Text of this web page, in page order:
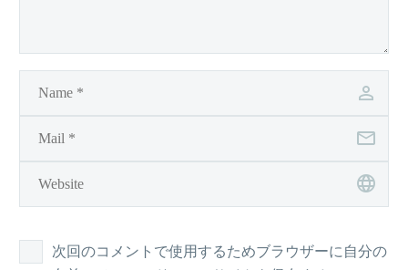
次回のコメントで使用するためブラウザーに自分の